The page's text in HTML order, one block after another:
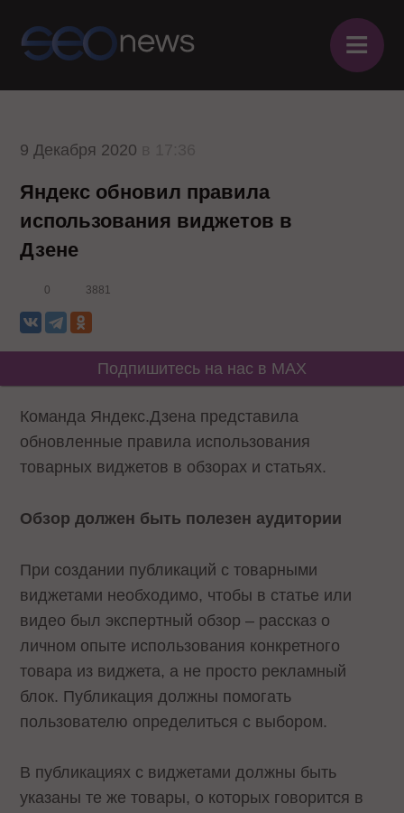
≡
9 Декабря 2020
Яндекс обновил правила
использования виджетов в
Дзене
0 3881
Подпишитесь на нас в MAX
Команда Яндекс.Дзена представила
обновленные правила использования
товарных виджетов в обзорах и статьях.
Обзор должен быть полезен аудитории
При создании публикаций с товарными
виджетами необходимо, чтобы в статье или
видео был экспертный обзор – рассказ о
личном опыте использования конкретного
товара из виджета, а не просто рекламный
блок. Публикация должны помогать
пользователю определиться с выбором.
В публикациях с виджетами должны быть
указаны те же товары, о которых говорится в